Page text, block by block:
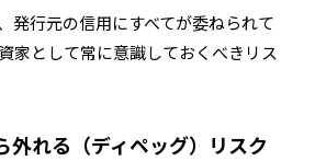
発行元の信用にすべてが委ねられて
家として常に意識しておくべきリス
外れる（ディペッグ）リスク